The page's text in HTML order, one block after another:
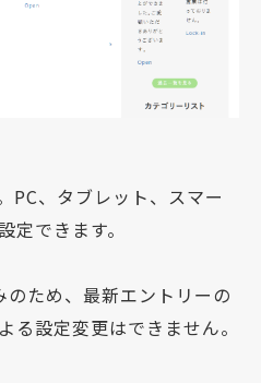
PC、タブレット、スマー
定できます。
ため、最新エントリーの
る設定変更はできません。